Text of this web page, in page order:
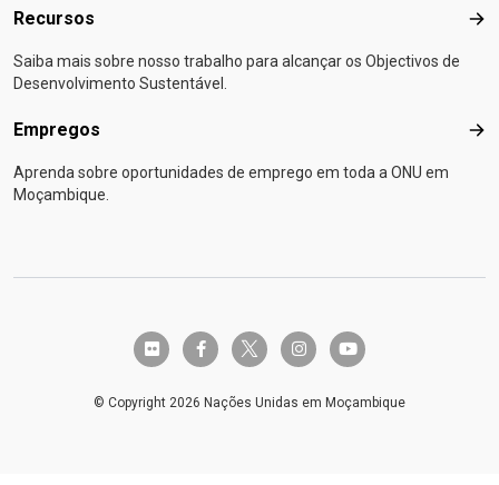
Recursos
Saiba mais sobre nosso trabalho para alcançar os Objectivos de
Desenvolvimento Sustentável.
Empregos
Aprenda sobre oportunidades de emprego em toda a ONU em
Moçambique.
flickr facebook-ftwitter-x instagramyoutube
© Copyright 2026 Nações Unidas em Moçambique